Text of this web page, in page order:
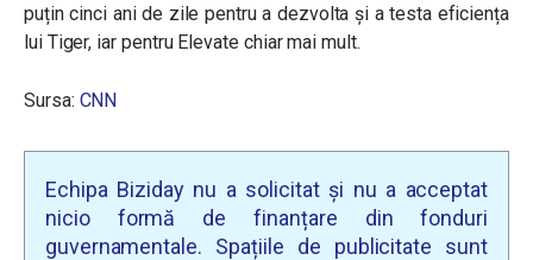
puțin cinci ani de zile pentru a dezvolta și a testa eficiența
lui Tiger, iar pentru Elevate chiar mai mult.
Sursa: CNN
Echipa Biziday nu a solicitat și nu a acceptat
nicio formă de finanțare din fonduri
guvernamentale. Spațiile de publicitate sunt